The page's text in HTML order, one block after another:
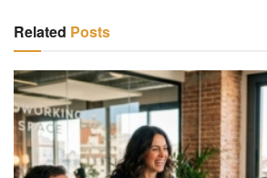
Related Posts